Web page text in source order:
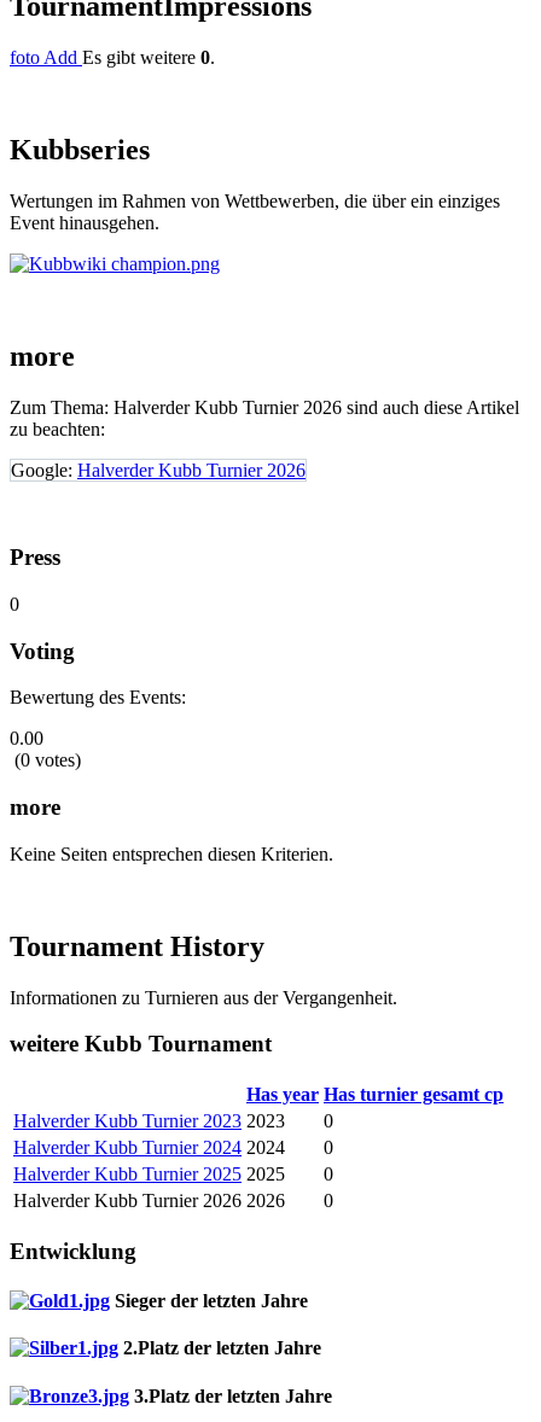
foto Add Es gibt weitere 0.
Kubbseries
Wertungen im Rahmen von Wettbewerben, die über ein einziges
Event hinausgehen.
more
Zum Thema: Halverder Kubb Turnier 2026 sind auch diese Artikel
zu beachten:
Google: Halverder Kubb Turnier 2026
Press
0
Voting
Bewertung des Events:
0.00
(0 votes)
more
Keine Seiten entsprechen diesen Kriterien.
Tournament History
Informationen zu Turnieren aus der Vergangenheit.
weitere Kubb Tournament
Has year Has turnier gesamt cp
Halverder Kubb Turnier 2023 2023
0
Halverder Kubb Turnier 2024 2024
0
Halverder Kubb Turnier 2025 2025
0
Halverder Kubb Turnier 2026 2026 0
Entwicklung
Sieger der letzten Jahre
2.Platz der letzten Jahre
3.Platz der letzten Jahre